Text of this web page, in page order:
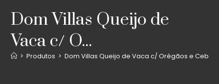
Dom Villas Queijo de
Vaca c/ O...
> Produtos > Dom Villas Queijo de Vaca c/ Orégãos e Cebola